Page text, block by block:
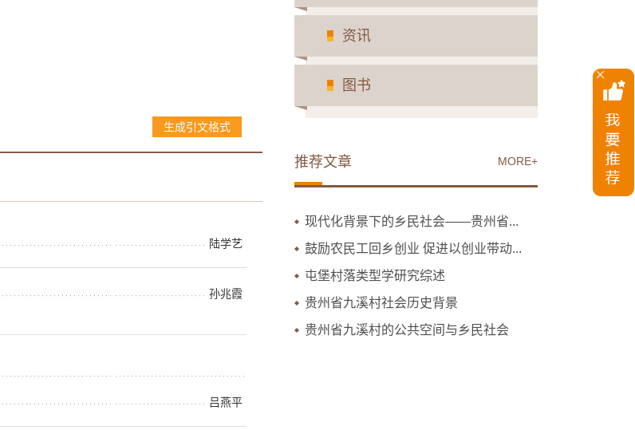
生成引文格式
陆学艺
孙兆霞
吕燕平
资讯
图书
MORE+
推荐文章
现代化背景下的乡民社会——贵州省...
鼓励农民工回乡创业 促进以创业带动...
屯堡村落类型学研究综述
贵州省九溪村社会历史背景
贵州省九溪村的公共空间与乡民社会